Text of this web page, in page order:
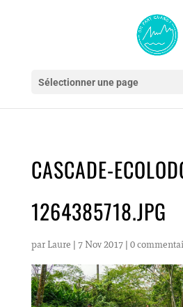
Sélectionner une page
CASCADE-
1264385718.JPG
par Laure | 7 Nov 2017| 0